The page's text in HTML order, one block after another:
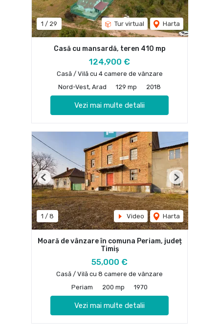
1 / 29 Tur virtual Harta
Casă cu mansardă, teren 410 mp
124,900 €
Casă / Vilă cu 4 camere de vânzare
Nord-Vest, Arad
129 mp 2018
Vezi mai multe detalii
1 / 8 Video Harta
Previous Next
Moară de vânzare în comuna Periam, județ
Timiș
55,000 €
Casă / Vilă cu 8 camere de vânzare
Periam
200 mp 1970
Vezi mai multe detalii